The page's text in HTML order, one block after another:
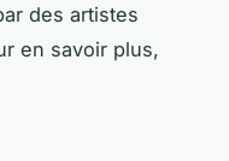
des artistes
en savoir plus,